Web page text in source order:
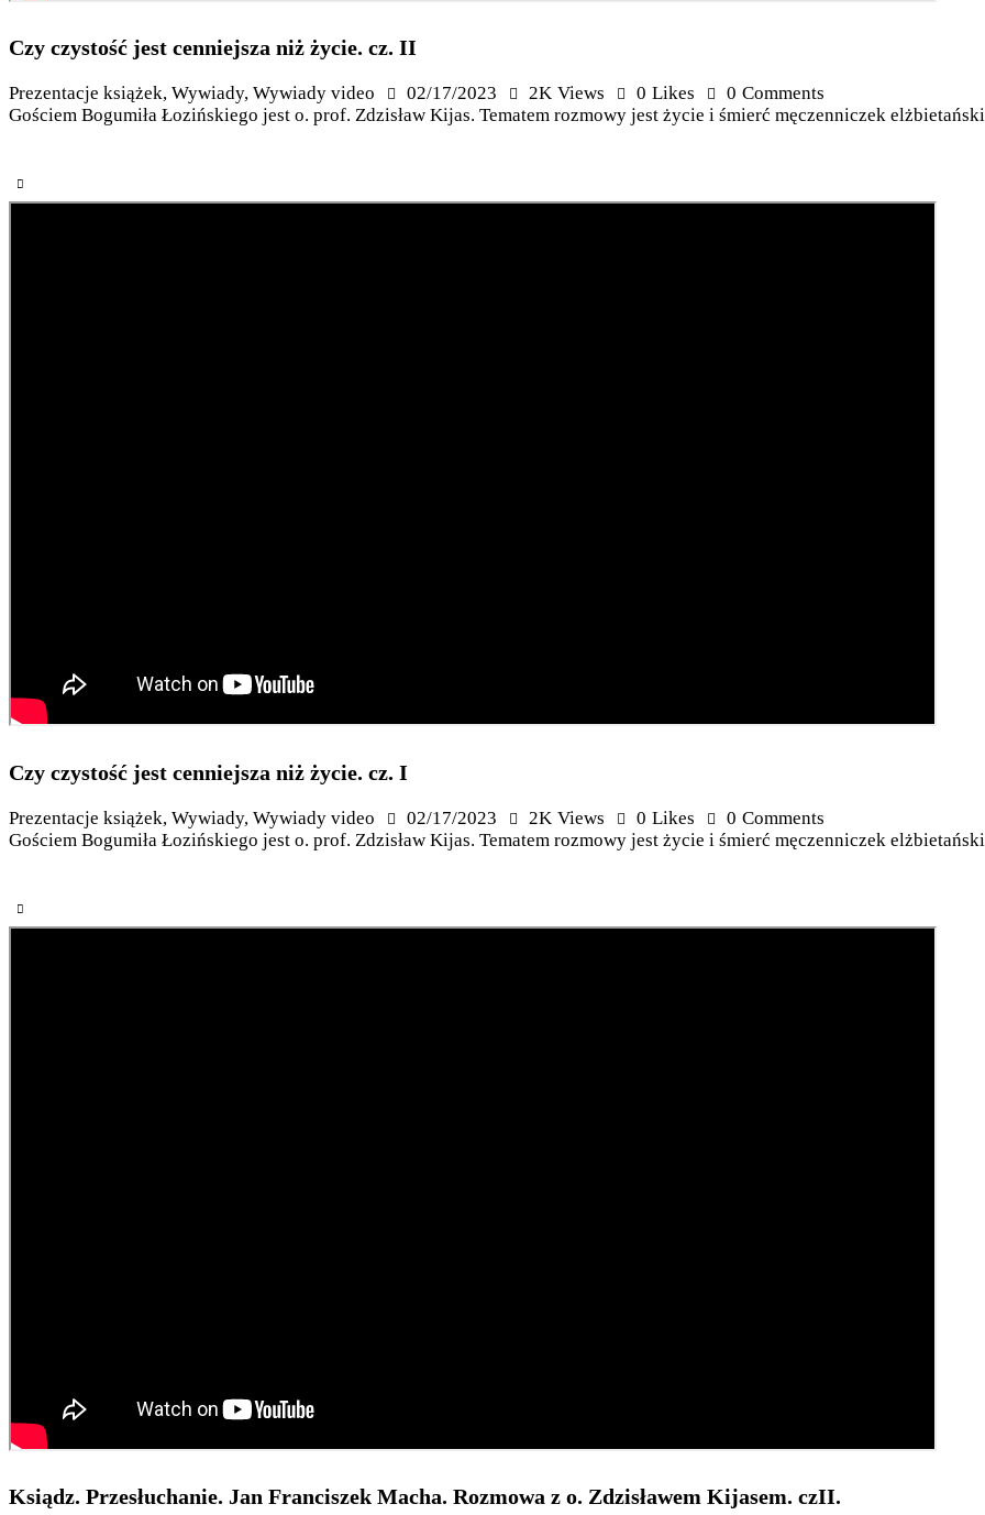
Czy czystość jest cenniejsza niż życie. cz. II
Prezentacje książek, Wywiady, Wywiady video 02/17/2023 2K Views 0 Likes 0 Comments
Gościem Bogumiła Łozińskiego jest o. prof. Zdzisław Kijas. Tematem rozmowy jest życie i śmierć męczenniczek
Czy czystość jest cenniejsza niż życie. cz. I
Prezentacje książek, Wywiady, Wywiady video 02/17/2023 2K Views 0 Likes 0 Comments
Gościem Bogumiła Łozińskiego jest o. prof. Zdzisław Kijas. Tematem rozmowy jest życie i śmierć męczenniczek
Ksiądz. Przesłuchanie. Jan Franciszek Macha. Rozmowa z o. Zdzisławem Kijasem. czII.